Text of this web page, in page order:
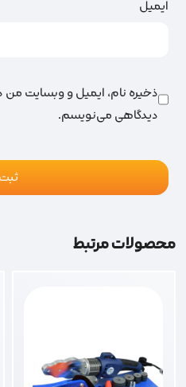
ایمیل
ذخیره نام، ایمیل و وبسایت من
دیدگاهی می‌نویسم.
محصولات مرتبط